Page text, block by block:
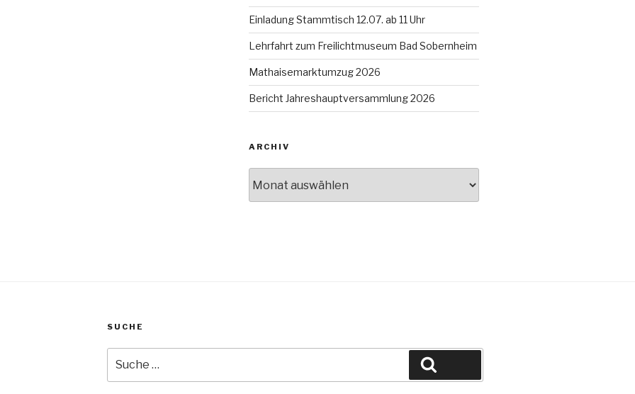
Einladung Stammtisch 12.07. ab 11 Uhr
Lehrfahrt zum Freilichtmuseum Bad Sobernheim
Mathaisemarktumzug 2026
Bericht Jahreshauptversammlung 2026
ARCHIV
SUCHE
nach: